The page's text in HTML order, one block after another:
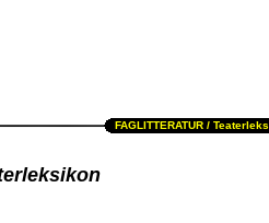
FAGLITTERATUR /